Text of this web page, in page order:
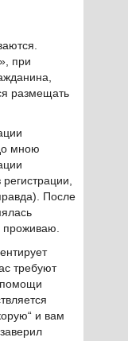
при
размещать
мною
После
проживаю.
требуют
помощи
и вам